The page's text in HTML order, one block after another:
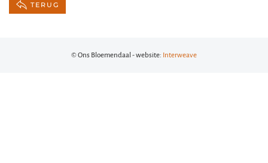
TERUG
© Ons Bloemendaal - website: Interweave